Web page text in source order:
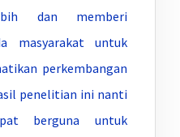
dan memberi
masyarakat untuk
perkembangan
penelitian ini nanti
berguna untuk